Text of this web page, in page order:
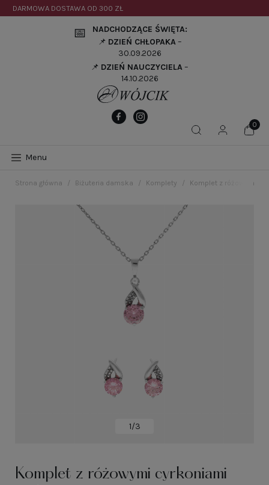
DARMOWA DOSTAWA OD 300 ZŁ
📅
NADCHODZĄCE ŚWIĘTA:
📌 DZIEŃ CHŁOPAKA–
30.09.2026
📌 DZIEŃ NAUCZYCIELA–
14.10.2026
Menu
Strona główna Biżuteria damska Komplety Komplet z różowymi
1/3
Komplet z różowymi cyrkoniami